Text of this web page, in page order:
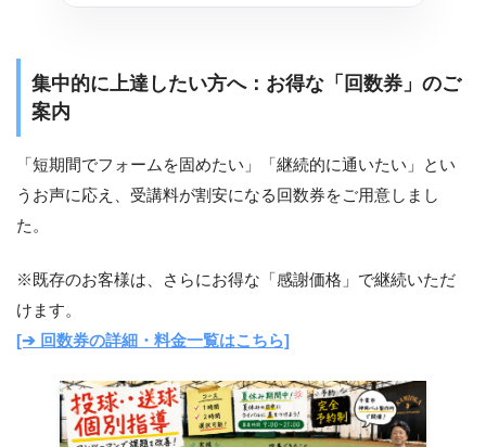
集中的に上達したい方へ：お得な「回数券」のご
案内
「短期間でフォームを固めたい」「継続的に通いたい」とい
うお声に応え、受講料が割安になる回数券をご用意しまし
た。
※既存のお客様は、さらにお得な「感謝価格」で継続いただ
けます。
[➔ 回数券の詳細・料金一覧はこちら]